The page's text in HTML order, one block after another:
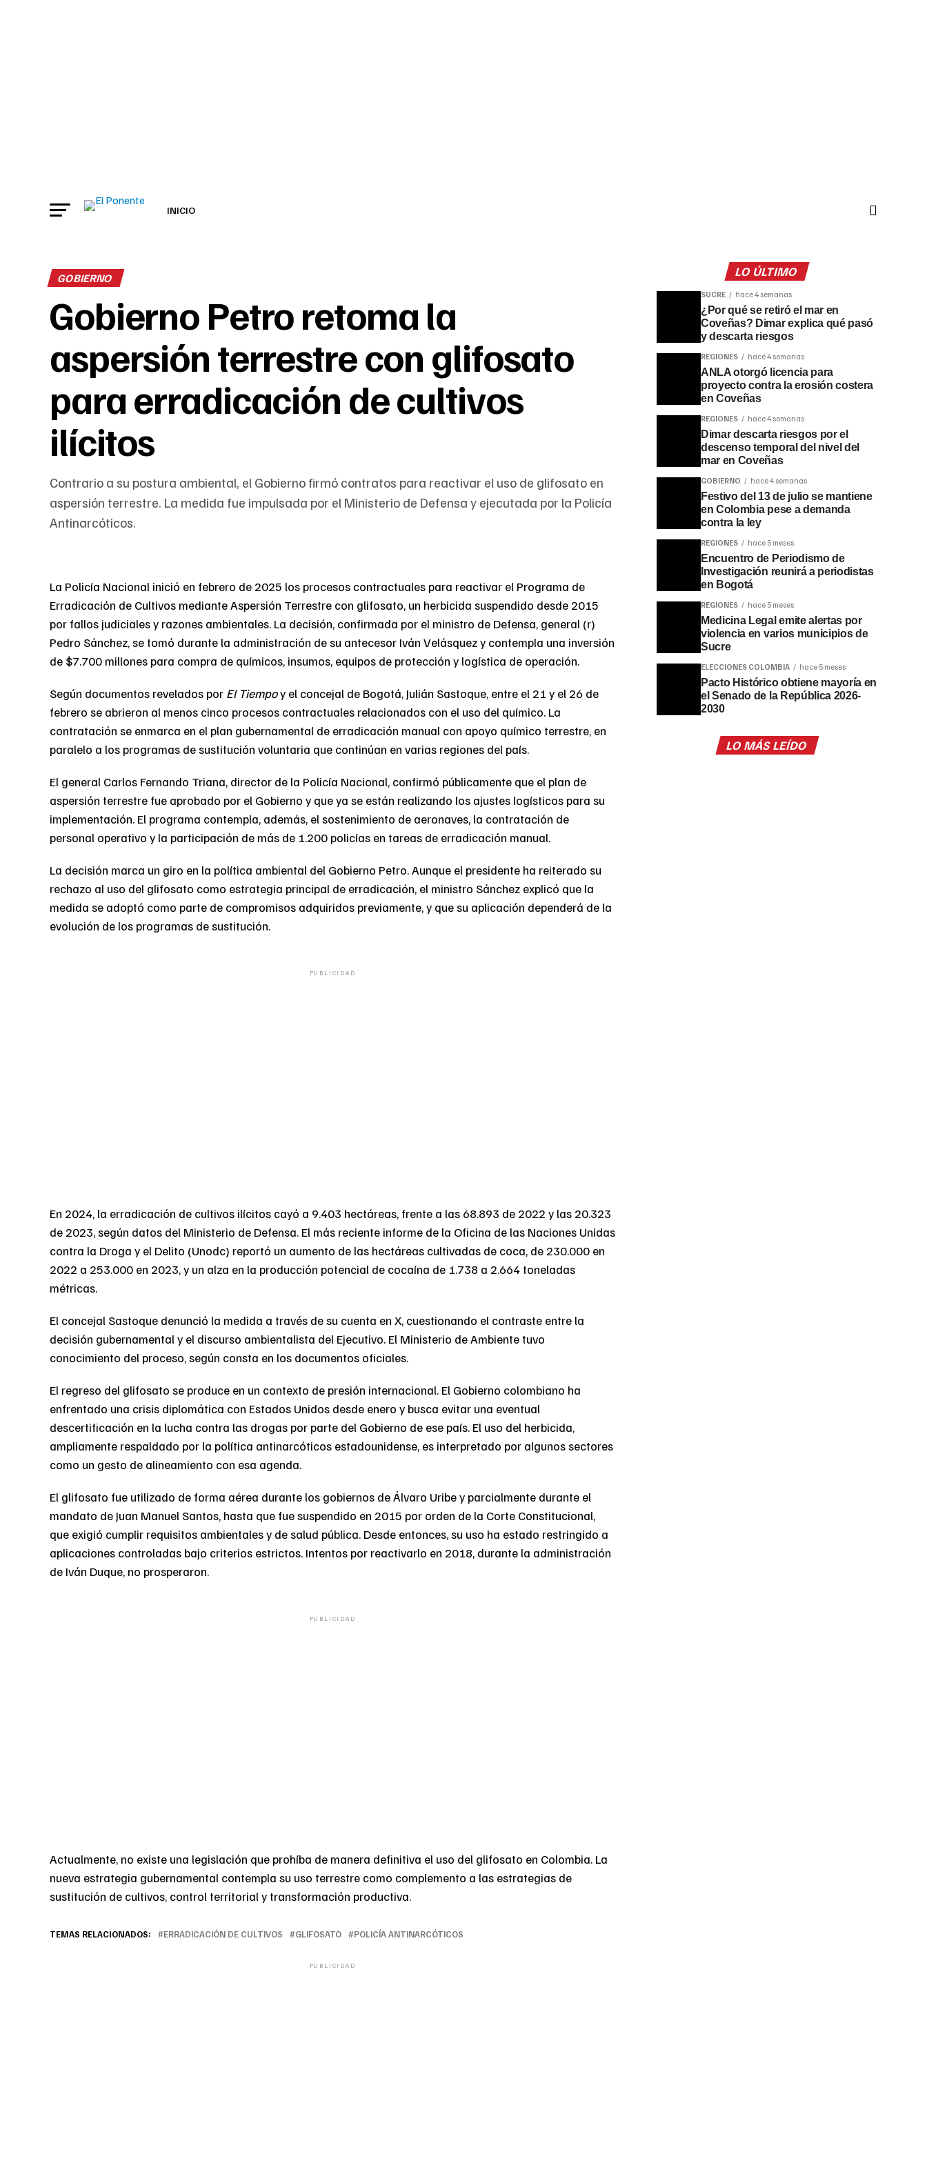
INICIO
GOBIERNO
Gobierno Petro retoma la
aspersión terrestre con glifosato
para erradicación de cultivos
ilícitos
Contrario a su postura ambiental, el Gobierno firmó contratos para reactivar el uso de glifosato en
aspersión terrestre. La medida fue impulsada por el Ministerio de Defensa y ejecutada por la Policía
Antinarcóticos.
La Policía Nacional inició en febrero de 2025 los procesos contractuales para reactivar el Programa de
Erradicación de Cultivos mediante Aspersión Terrestre con glifosato, un herbicida suspendido desde 2015
por fallos judiciales y razones ambientales. La decisión, confirmada por el ministro de Defensa, general (r)
Pedro Sánchez, se tomó durante la administración de su antecesor Iván Velásquez y contempla una inversión
de $7.700 millones para compra de químicos, insumos, equipos de protección y logística de operación.
Según documentos revelados por El Tiempoy el concejal de Bogotá, Julián Sastoque, entre el 21 y el 26 de
febrero se abrieron al menos cinco procesos contractuales relacionados con el uso del químico. La
contratación se enmarca en el plan gubernamental de erradicación manual con apoyo químico terrestre, en
paralelo a los programas de sustitución voluntaria que continúan en varias regiones del país.
El general Carlos Fernando Triana, director de la Policía Nacional, confirmó públicamente que el plan de
aspersión terrestre fue aprobado por el Gobierno y que ya se están realizando los ajustes logísticos para su
implementación. El programa contempla, además, el sostenimiento de aeronaves, la contratación de
personal operativo y la participación de más de 1.200 policías en tareas de erradicación manual.
La decisión marca un giro en la política ambiental del Gobierno Petro. Aunque el presidente ha reiterado su
rechazo al uso del glifosato como estrategia principal de erradicación, el ministro Sánchez explicó que la
medida se adoptó como parte de compromisos adquiridos previamente, y que su aplicación dependerá de la
evolución de los programas de sustitución.
PUBLICIDAD
En 2024, la erradicación de cultivos ilícitos cayó a 9.403 hectáreas, frente a las 68.893 de 2022 y las 20.323
de 2023, según datos del Ministerio de Defensa. El más reciente informe de la Oficina de las Naciones Unidas
contra la Droga y el Delito (Unodc) reportó un aumento de las hectáreas cultivadas de coca, de 230.000 en
2022 a 253.000 en 2023, y un alza en la producción potencial de cocaína de 1.738 a 2.664 toneladas
métricas.
El concejal Sastoque denunció la medida a través de su cuenta en X, cuestionando el contraste entre la
decisión gubernamental y el discurso ambientalista del Ejecutivo. El Ministerio de Ambiente tuvo
conocimiento del proceso, según consta en los documentos oficiales.
El regreso del glifosato se produce en un contexto de presión internacional. El Gobierno colombiano ha
enfrentado una crisis diplomática con Estados Unidos desde enero y busca evitar una eventual
descertificación en la lucha contra las drogas por parte del Gobierno de ese país. El uso del herbicida,
ampliamente respaldado por la política antinarcóticos estadounidense, es interpretado por algunos sectores
como un gesto de alineamiento con esa agenda.
El glifosato fue utilizado de forma aérea durante los gobiernos de Álvaro Uribe y parcialmente durante el
mandato de Juan Manuel Santos, hasta que fue suspendido en 2015 por orden de la Corte Constitucional,
que exigió cumplir requisitos ambientales y de salud pública. Desde entonces, su uso ha estado restringido a
aplicaciones controladas bajo criterios estrictos. Intentos por reactivarlo en 2018, durante la administración
de Iván Duque, no prosperaron.
PUBLICIDAD
Actualmente, no existe una legislación que prohíba de manera definitiva el uso del glifosato en Colombia. La
nueva estrategia gubernamental contempla su uso terrestre como complemento a las estrategias de
sustitución de cultivos, control territorial y transformación productiva.
TEMAS RELACIONADOS: ERRADICACIÓN DE CULTIVOS GLIFOSATO POLICÍA ANTINARCÓTICOS
PUBLICIDAD
LO ÚLTIMO
SUCRE hace 4 semanas
¿Por qué se retiró el mar en
Coveñas? Dimar explica qué pasó
y descarta riesgos
REGIONES hace 4 semanas
ANLA otorgó licencia para
proyecto contra la erosión costera
en Coveñas
REGIONES hace 4 semanas
Dimar descarta riesgos por el
descenso temporal del nivel del
mar en Coveñas
GOBIERNO hace 4 semanas
Festivo del 13 de julio se mantiene
en Colombia pese a demanda
contra la ley
REGIONES hace 5 meses
Encuentro de Periodismo de
Investigación reunirá a periodistas
en Bogotá
REGIONES hace 5 meses
Medicina Legal emite alertas por
violencia en varios municipios de
Sucre
ELECCIONES COLOMBIA hace 5 meses
Pacto Histórico obtiene mayoría en
el Senado de la República 2026-
2030
LO MÁS LEÍDO